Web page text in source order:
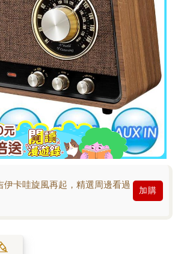
卡哇旋風再起，精選周邊看過
加購